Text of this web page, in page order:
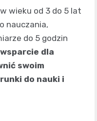
wieku od 3 do 5 lat
nauczania,
do 5 godzin
dla
swoim
do nauki i